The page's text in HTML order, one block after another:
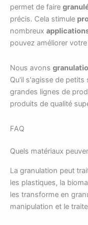
permet de faire
précis. Cela stimule
nombreux
pouvez améliorer
Nous avons
Qu'il s'agisse de
grandes lignes de
produits de qualité
FAQ
Quels matériaux
La granulation peut
les plastiques, la
les transforme en
manipulation et le